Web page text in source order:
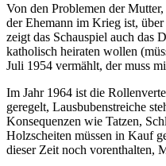
Von den Problemen der
der Ehemann im Krieg ist,
zeigt das Schauspiel auch das
katholisch heiraten wollen
Juli 1954 vermählt, der muss
Im Jahr 1964 ist die
geregelt, Lausbubenstreiche
Konsequenzen wie Tatzen,
Holzscheiten müssen in Kauf
dieser Zeit noch vorenthalten,